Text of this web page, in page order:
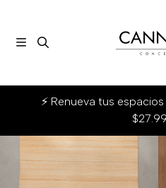
⚡ Renueva tus